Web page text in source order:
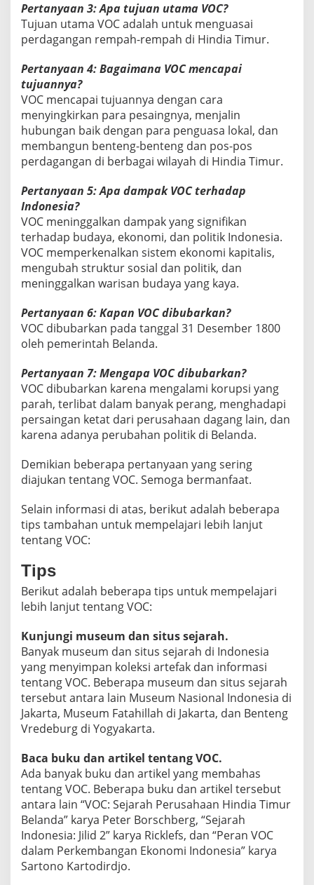
Pertanyaan 3: Apa tujuan utama VOC?
Tujuan utama VOC adalah untuk menguasai
perdagangan rempah-rempah di Hindia Timur.
Pertanyaan 4: Bagaimana VOC mencapai
tujuannya?
VOC mencapai tujuannya dengan cara
menyingkirkan para pesaingnya, menjalin
hubungan baik dengan para penguasa lokal, dan
membangun benteng-benteng dan pos-pos
perdagangan di berbagai wilayah di Hindia Timur.
Pertanyaan 5: Apa dampak VOC terhadap
Indonesia?
VOC meninggalkan dampak yang signifikan
terhadap budaya, ekonomi, dan politik Indonesia.
VOC memperkenalkan sistem ekonomi kapitalis,
mengubah struktur sosial dan politik, dan
meninggalkan warisan budaya yang kaya.
Pertanyaan 6: Kapan VOC dibubarkan?
VOC dibubarkan pada tanggal 31 Desember 1800
oleh pemerintah Belanda.
Pertanyaan 7: Mengapa VOC dibubarkan?
VOC dibubarkan karena mengalami korupsi yang
parah, terlibat dalam banyak perang, menghadapi
persaingan ketat dari perusahaan dagang lain, dan
karena adanya perubahan politik di Belanda.
Demikian beberapa pertanyaan yang sering
diajukan tentang VOC. Semoga bermanfaat.
Selain informasi di atas, berikut adalah beberapa
tips tambahan untuk mempelajari lebih lanjut
tentang VOC:
Tips
Berikut adalah beberapa tips untuk mempelajari
lebih lanjut tentang VOC:
Kunjungi museum dan situs sejarah.
Banyak museum dan situs sejarah di Indonesia
yang menyimpan koleksi artefak dan informasi
tentang VOC. Beberapa museum dan situs sejarah
tersebut antara lain Museum Nasional Indonesia di
Jakarta, Museum Fatahillah di Jakarta, dan Benteng
Vredeburg di Yogyakarta.
Baca buku dan artikel tentang VOC.
Ada banyak buku dan artikel yang membahas
tentang VOC. Beberapa buku dan artikel tersebut
antara lain “VOC: Sejarah Perusahaan Hindia Timur
Belanda” karya Peter Borschberg, “Sejarah
Indonesia: Jilid 2” karya Ricklefs, dan “Peran VOC
dalam Perkembangan Ekonomi Indonesia” karya
Sartono Kartodirdjo.